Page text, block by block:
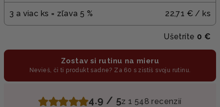
3 a viac ks = zľava 5 % 22,71 € / ks
Ušetríte 0 €
Zostav si rutinu na mieru
Nevieš, či ti produkt sadne? Za 60 s zistíš svoju rutinu.
4.9 / 5z 1 548 recenzií